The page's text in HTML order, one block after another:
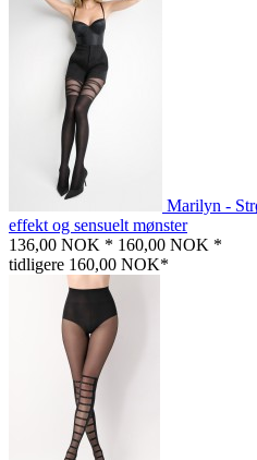
Marilyn -
effekt og sensuelt mønster
136,00 NOK * 160,00 NOK *
tidligere 160,00 NOK*